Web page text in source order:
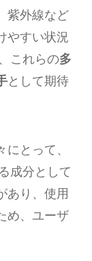
紫外線など
やすい状況
これらの多
として期待
とって、
成分として
あり、使用
め、ユーザ